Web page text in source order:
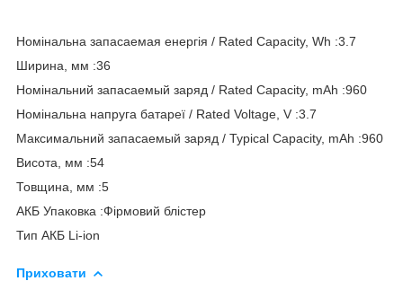
Номінальна запасаемая енергія / Rated Capacity, Wh :3.7
Ширина, мм :36
Номінальний запасаемый заряд / Rated Capacity, mAh :960
Номінальна напруга батареї / Rated Voltage, V :3.7
Максимальний запасаемый заряд / Typical Capacity, mAh :960
Висота, мм :54
Товщина, мм :5
АКБ Упаковка :Фірмовий блістер
Тип АКБ Li-ion
Приховати